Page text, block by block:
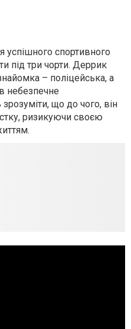
успішного спортивного
під три чорти. Деррик
– поліцейська, а
небезпечне
що до чого, він
ризикуючи своєю